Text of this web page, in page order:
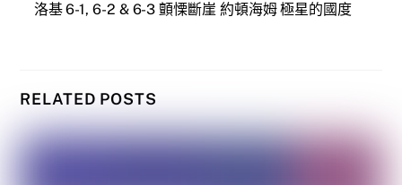
洛基 6-1, 6-2 & 6-3 顫慄斷崖 約頓海姆 極星的國度
RELATED POSTS